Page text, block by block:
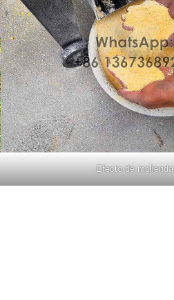
Efecto de molienda